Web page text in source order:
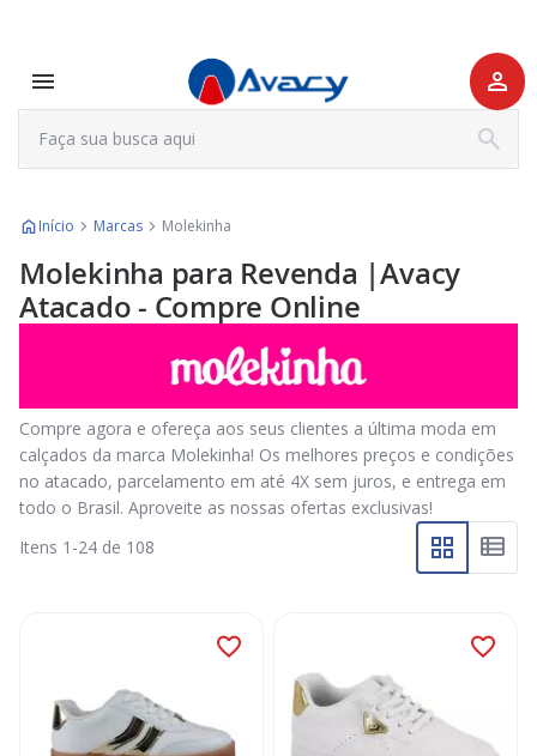
Início Marcas Molekinha
Molekinha para Revenda |Avacy
Atacado - Compre Online
Compre agora e ofereça aos seus clientes a última moda em
calçados da marca Molekinha! Os melhores preços e condições
no atacado, parcelamento em até 4X sem juros, e entrega em
todo o Brasil. Aproveite as nossas ofertas exclusivas!
Itens 1 -24 de 108